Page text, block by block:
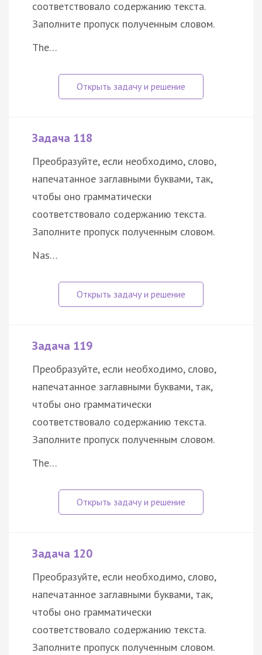
соответствовало содержанию текста.
Заполните пропуск полученным словом.
The…
Задача 118
Преобразуйте, если необходимо, слово,
напечатанное заглавными буквами, так,
чтобы оно грамматически
соответствовало содержанию текста.
Заполните пропуск полученным словом.
Nas…
Задача 119
Преобразуйте, если необходимо, слово,
напечатанное заглавными буквами, так,
чтобы оно грамматически
соответствовало содержанию текста.
Заполните пропуск полученным словом.
The…
Задача 120
Преобразуйте, если необходимо, слово,
напечатанное заглавными буквами, так,
чтобы оно грамматически
соответствовало содержанию текста.
Заполните пропуск полученным словом.